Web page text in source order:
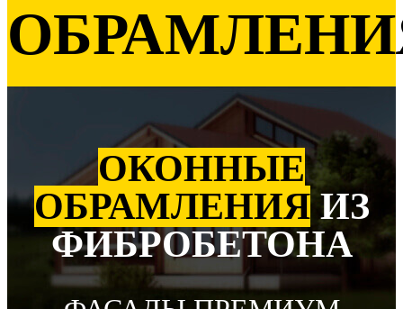
ОКОННЫЕ
ОБРАМЛЕНИЯИЗ
ФИБРОБЕТОНА